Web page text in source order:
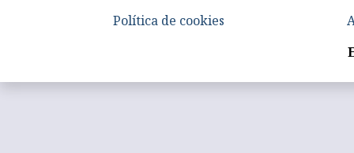
Política de cookies